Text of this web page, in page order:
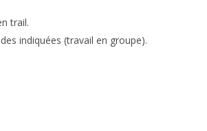
trail.
indiquées (travail en groupe).